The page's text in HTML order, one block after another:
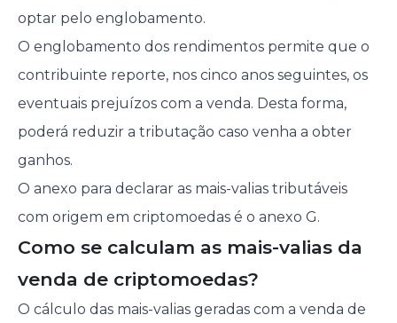
optar pelo englobamento.
O englobamento dos rendimentos permite que o
contribuinte reporte, nos cinco anos seguintes, os
eventuais prejuízos com a venda. Desta forma,
poderá reduzir a tributação caso venha a obter
ganhos.
O anexo para declarar as mais-valias tributáveis
com origem em criptomoedas é o anexo G.
Como se calculam as mais-valias da
venda de criptomoedas?
O cálculo das mais-valias geradas com a venda de